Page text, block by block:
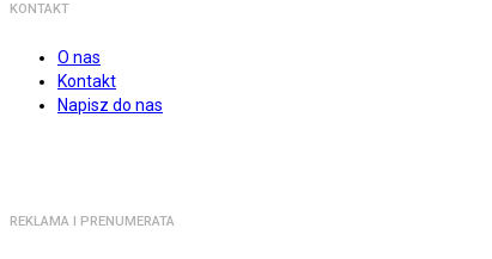
KONTAKT
O nas
Kontakt
Napisz do nas
REKLAMA I PRENUMERATA